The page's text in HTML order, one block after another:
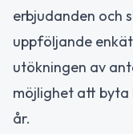
erbjudanden och
uppföljande
utökningen av
möjlighet att byta
år.